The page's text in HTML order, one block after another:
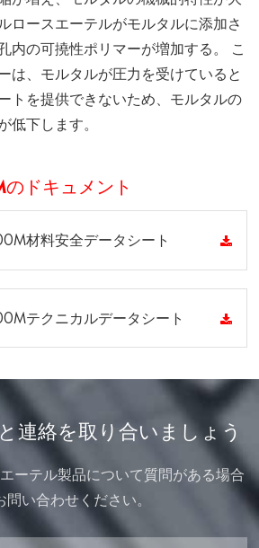
ロースエーテルがモルタルに添加さ
内の可撓性ポリマーが増加する。 こ
は、モルタルが圧力を受けていると
トを提供できないため、モルタルの
低下します。
ドキュメント
材料安全データシート
テクニカルデータシート
連絡を取り合いましょう
ーテル製品について質問がある場合
問い合わせください。